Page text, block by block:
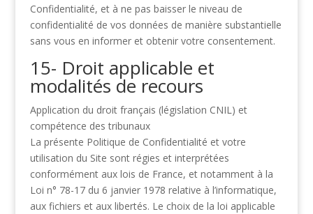
Confidentialité, et à ne pas baisser le niveau de
confidentialité de vos données de manière substantielle
sans vous en informer et obtenir votre consentement.
15- Droit applicable et
modalités de recours
Application du droit français (législation CNIL) et
compétence des tribunaux
La présente Politique de Confidentialité et votre
utilisation du Site sont régies et interprétées
conformément aux lois de France, et notamment à la
Loi n° 78-17 du 6 janvier 1978 relative à l’informatique,
aux fichiers et aux libertés. Le choix de la loi applicable